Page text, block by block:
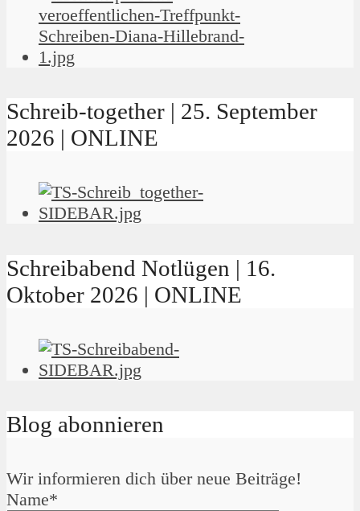
Schreib-together | 25. September
2026 | ONLINE
Schreibabend Notlügen | 16.
Oktober 2026 | ONLINE
Blog abonnieren
Wir informieren dich über neue Beiträge!
Name*